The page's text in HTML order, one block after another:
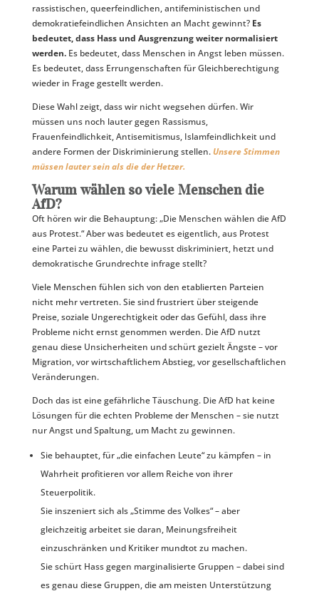
rassistischen, queerfeindlichen, antifeministischen und
demokratiefeindlichen Ansichten an Macht gewinnt? Es
bedeutet, dass Hass und Ausgrenzung weiter normalisiert
werden.Es bedeutet, dass Menschen in Angst leben müssen.
Es bedeutet, dass Errungenschaften für Gleichberechtigung
wieder in Frage gestellt werden.
Diese Wahl zeigt, dass wir nicht wegsehen dürfen. Wir
müssen uns noch lauter gegen Rassismus,
Frauenfeindlichkeit, Antisemitismus, Islamfeindlichkeit und
andere Formen der Diskriminierung stellen.Unsere Stimmen
müssen lauter sein als die der Hetzer.
Warum wählen so viele Menschen die
AfD?
Oft hören wir die Behauptung: „Die Menschen wählen die AfD
aus Protest.“ Aber was bedeutet es eigentlich, aus Protest
eine Partei zu wählen, die bewusst diskriminiert, hetzt und
demokratische Grundrechte infrage stellt?
Viele Menschen fühlen sich von den etablierten Parteien
nicht mehr vertreten. Sie sind frustriert über steigende
Preise, soziale Ungerechtigkeit oder das Gefühl, dass ihre
Probleme nicht ernst genommen werden. Die AfD nutzt
genau diese Unsicherheiten und schürt gezielt Ängste – vor
Migration, vor wirtschaftlichem Abstieg, vor gesellschaftlichen
Veränderungen.
Doch das ist eine gefährliche Täuschung. Die AfD hat keine
Lösungen für die echten Probleme der Menschen – sie nutzt
nur Angst und Spaltung, um Macht zu gewinnen.
Sie behauptet, für „die einfachen Leute“ zu kämpfen – in
Wahrheit profitieren vor allem Reiche von ihrer
Steuerpolitik.
Sie inszeniert sich als „Stimme des Volkes“ – aber
gleichzeitig arbeitet sie daran, Meinungsfreiheit
einzuschränken und Kritiker mundtot zu machen.
Sie schürt Hass gegen marginalisierte Gruppen – dabei sind
es genau diese Gruppen, die am meisten Unterstützung